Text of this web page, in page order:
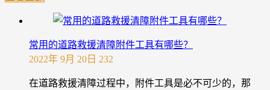
常用的道路救援清障附件工具有哪些？
2022年 9月 20日 232
在道路救援清障过程中，附件工具是必不可少的，那